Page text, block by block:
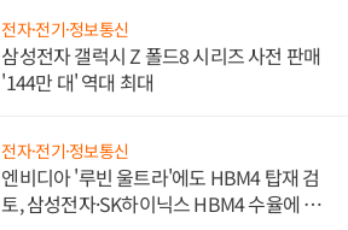
전자·전기·정보통신
삼성전자 갤럭시 Z 폴드8 시리즈 사전 판매
'144만 대' 역대 최대
전자·전기·정보통신
엔비디아 '루빈 울트라'에도 HBM4 탑재 검
토, 삼성전자·SK하이닉스 HBM4 수율에 주